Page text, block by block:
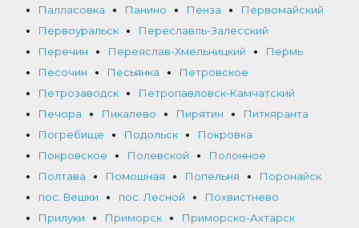
Палласовка
Панино Пенза
Первомайский
Первоуральск
Переславль-Залесский
Перечин
Переяслав-Хмельницкий
Пермь
Песочин
Песьянка
Петровское
Петрозаводск
Петропавловск-Камчатский
Печора
Пикалево Пирятин
Питкяранта
Погребище
Подольск
Покровка
Покровское
Полевской
Полонное
Полтава
Помошная Попельня
Поронайск
пос. Вешки
пос. Лесной
Похвистнево
Прилуки
Приморск
Приморско-Ахтарск